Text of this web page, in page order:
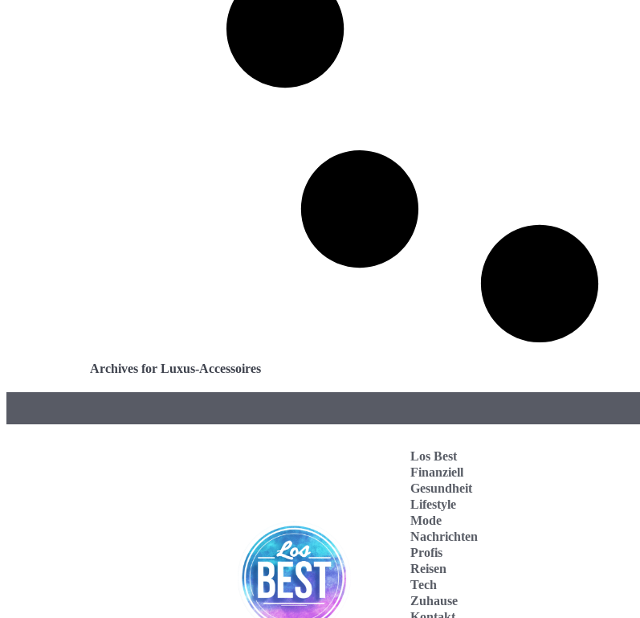
Archives for Luxus-Accessoires
Los Best
Finanziell
Gesundheit
Lifestyle
Mode
Nachrichten
Profis
Reisen
Tech
Zuhause